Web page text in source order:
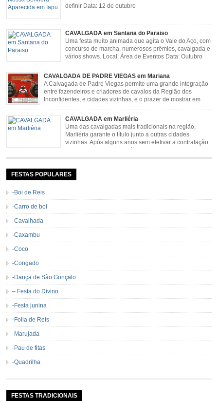
definir Data: 12 de outubro
CAVALGADA em Santana do Paraiso
Uma festa muito animada que agita o Vale do Aço, com
concurso de marcha, numerosos prêmios, cavalgada e
vários shows. Local: Área de Eventos Data: Outubro
CAVALGADA DE PADRE VIEGAS em Mariana
A Calvagada de Padre Viegas permite uma grande integração
entre fazendeiros e criadores de cavalos da Região dos
Inconfidentes, e cidades vizinhas, e o prazer de mostrar em
resgata cultura e saúde além de contar com apresentações musicais. Local:
Distrito de Padre Viegas, Antigo Campo de […]
CAVALGADA em Marliéria
Uma das cavalgadas mais tradicionais na região,
Marliéria garante o título junto a outras cidades
vizinhas. Após alguns anos sem efetivar a contratação
Cavalgada de Marliéria voltou, e não deixou dúvidas de que sua tradição
de […]
FESTAS POPULARES
-Boi de Reis
-Carro de boi
-Cavalhada
-Caxambu
-Coco
-Congado
-Dança de São Gonçalo
– Festa do Divino
-Festa junina
-Folia de Reis
-Marujada
-Pau de fitas
-Quadrilha
FESTAS TRADICIONAIS